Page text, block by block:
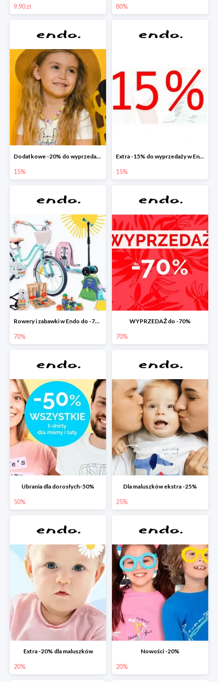
9.90 zł 80%
Dodatkowe -20% do wyprzedaży w Endo
15%
Extra -15% do wyprzedaży w Endo
15%
Rowery i zabawki w Endo do -70%
70%
WYPRZEDAŻ do -70%
70%
Ubrania dla dorosłych-50%
50%
Dla maluszków ekstra -25%
25%
Extra -20% dla maluszków
20%
Nowości -20%
20%